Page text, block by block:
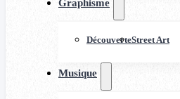
Graphisme
DécouverteStreet Art
Musique